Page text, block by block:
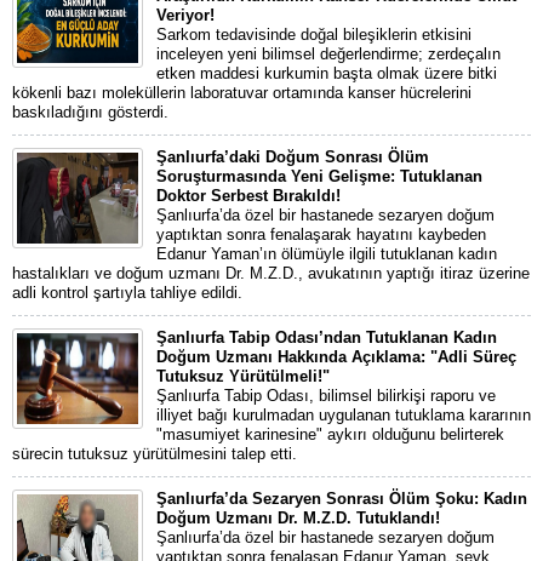
Veriyor!
Sarkom tedavisinde doğal bileşiklerin etkisini
inceleyen yeni bilimsel değerlendirme; zerdeçalın
etken maddesi kurkumin başta olmak üzere bitki
kökenli bazı moleküllerin laboratuvar ortamında kanser hücrelerini
baskıladığını gösterdi.
Şanlıurfa’daki Doğum Sonrası Ölüm
Soruşturmasında Yeni Gelişme: Tutuklanan
Doktor Serbest Bırakıldı!
Şanlıurfa’da özel bir hastanede sezaryen doğum
yaptıktan sonra fenalaşarak hayatını kaybeden
Edanur Yaman’ın ölümüyle ilgili tutuklanan kadın
hastalıkları ve doğum uzmanı Dr. M.Z.D., avukatının yaptığı itiraz üzerine
adli kontrol şartıyla tahliye edildi.
Şanlıurfa Tabip Odası’ndan Tutuklanan Kadın
Doğum Uzmanı Hakkında Açıklama: "Adli Süreç
Tutuksuz Yürütülmeli!"
Şanlıurfa Tabip Odası, bilimsel bilirkişi raporu ve
illiyet bağı kurulmadan uygulanan tutuklama kararının
"masumiyet karinesine" aykırı olduğunu belirterek
sürecin tutuksuz yürütülmesini talep etti.
Şanlıurfa’da Sezaryen Sonrası Ölüm Şoku: Kadın
Doğum Uzmanı Dr. M.Z.D. Tutuklandı!
Şanlıurfa’da özel bir hastanede sezaryen doğum
yaptıktan sonra fenalaşan Edanur Yaman, sevk